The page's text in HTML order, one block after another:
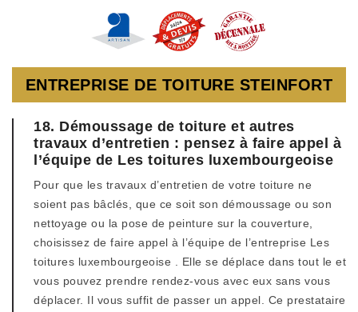
ENTREPRISE DE TOITURE STEINFORT
18. Démoussage de toiture et autres
travaux d’entretien : pensez à faire appel à
l’équipe de Les toitures luxembourgeoise
Pour que les travaux d’entretien de votre toiture ne
soient pas bâclés, que ce soit son démoussage ou son
nettoyage ou la pose de peinture sur la couverture,
choisissez de faire appel à l’équipe de l’entreprise Les
toitures luxembourgeoise . Elle se déplace dans tout le et
vous pouvez prendre rendez-vous avec eux sans vous
déplacer. Il vous suffit de passer un appel. Ce prestataire